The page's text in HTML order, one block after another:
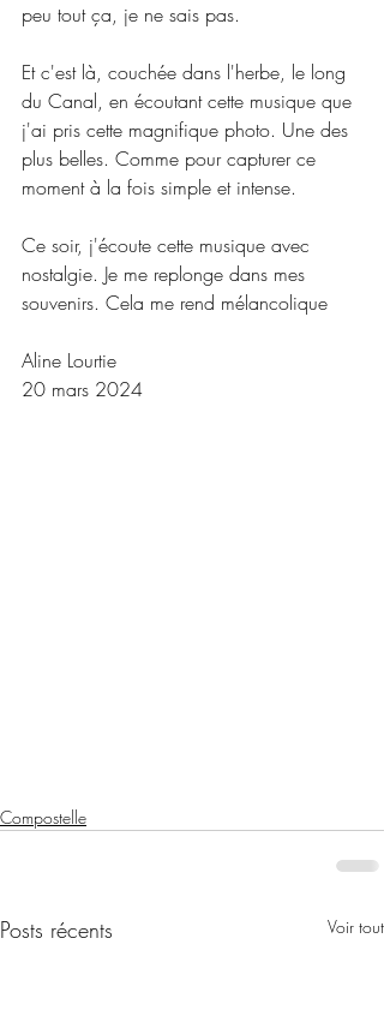
peu tout ça, je ne sais pas.
Et c'est là, couchée dans l'herbe, le long
du Canal, en écoutant cette musique que
j'ai pris cette magnifique photo. Une des
plus belles. Comme pour capturer ce
moment à la fois simple et intense.
Ce soir, j'écoute cette musique avec
nostalgie. Je me replonge dans mes
souvenirs. Cela me rend mélancolique
Aline Lourtie
20 mars 2024
Compostelle
Posts récents Voir tout